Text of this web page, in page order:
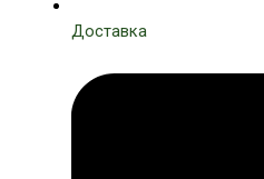
Доставка